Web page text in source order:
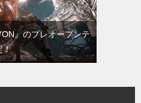
』のプレオープンテ
！